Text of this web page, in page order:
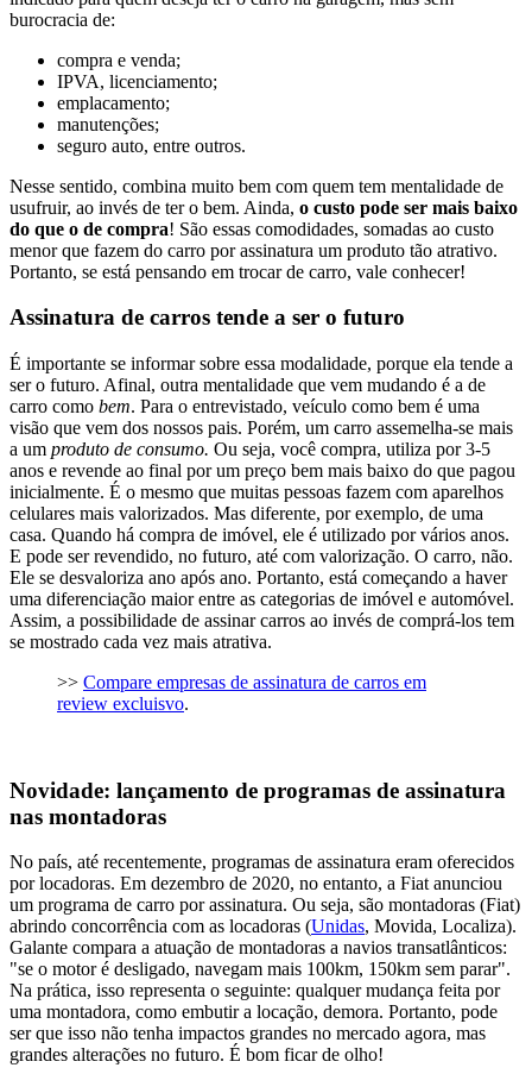
burocracia de:
compra e venda;
IPVA, licenciamento;
emplacamento;
manutenções;
seguro auto, entre outros.
Nesse sentido, combina muito bem com quem tem mentalidade de
usufruir, ao invés de ter o bem. Ainda, o custo pode ser mais baixo
do que o de compra! São essas comodidades, somadas ao custo
menor que fazem do carro por assinatura um produto tão atrativo.
Portanto, se está pensando em trocar de carro, vale conhecer!
Assinatura de carros tende a ser o futuro
É importante se informar sobre essa modalidade, porque ela tende a
ser o futuro. Afinal, outra mentalidade que vem mudando é a de
carro como bem. Para o entrevistado, veículo como bem é uma
visão que vem dos nossos pais. Porém, um carro assemelha-se mais
a um produto de consumo. Ou seja, você compra, utiliza por 3-5
anos e revende ao final por um preço bem mais baixo do que pagou
inicialmente. É o mesmo que muitas pessoas fazem com aparelhos
celulares mais valorizados. Mas diferente, por exemplo, de uma
casa. Quando há compra de imóvel, ele é utilizado por vários anos.
E pode ser revendido, no futuro, até com valorização. O carro, não.
Ele se desvaloriza ano após ano. Portanto, está começando a haver
uma diferenciação maior entre as categorias de imóvel e automóvel.
Assim, a possibilidade de assinar carros ao invés de comprá-los tem
se mostrado cada vez mais atrativa.
>> Compare empresas de assinatura de carros em
review excluisvo.
Novidade: lançamento de programas de assinatura
nas montadoras
No país, até recentemente, programas de assinatura eram oferecidos
por locadoras. Em dezembro de 2020, no entanto, a Fiat anunciou
um programa de carro por assinatura. Ou seja, são montadoras (Fiat)
abrindo concorrência com as locadoras (Unidas, Movida, Localiza).
Galante compara a atuação de montadoras a navios transatlânticos:
"se o motor é desligado, navegam mais 100km, 150km sem parar".
Na prática, isso representa o seguinte: qualquer mudança feita por
uma montadora, como embutir a locação, demora. Portanto, pode
ser que isso não tenha impactos grandes no mercado agora, mas
grandes alterações no futuro. É bom ficar de olho!